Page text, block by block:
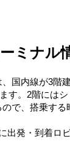
ミナル
国内線が3階
す。2階には
で、搭乗す
出発・到着ロ